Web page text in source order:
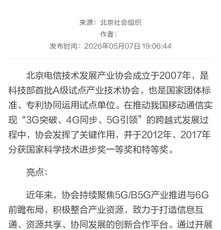
来源：北京社会组织
作者：
发布时间：2026年05月07日 19:06:44
北京电信技术发展产业协会成立于2007年，是
科技部首批A级试点产业技术协会，也是国家团体标
准、专利协同运用试点单位。在推动我国移动通信实
现“3G突破、4G同步、5G引领”的跨越式发展过
程中，协会发挥了关键作用，并于2012年、2017年
分获国家科学技术进步奖一等奖和特等奖。
亮点：
近年来，协会持续聚焦5G/B5G产业推进与6G
前瞻布局，积极整合产业资源，致力于打造信息互
通、资源共享、协同发展的创新合作平台。通过开展